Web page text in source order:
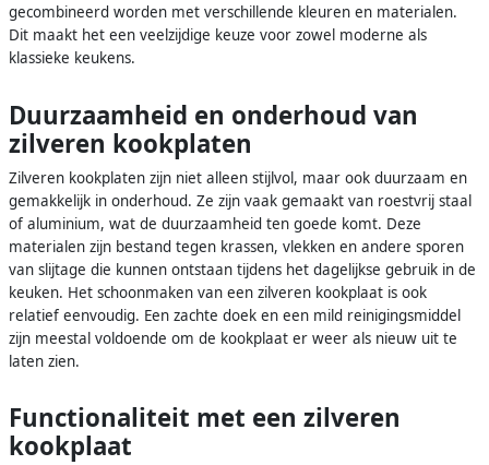
gecombineerd worden met verschillende kleuren en materialen.
Dit maakt het een veelzijdige keuze voor zowel moderne als
klassieke keukens.
Duurzaamheid en onderhoud van
zilveren kookplaten
Zilveren kookplaten zijn niet alleen stijlvol, maar ook duurzaam en
gemakkelijk in onderhoud. Ze zijn vaak gemaakt van roestvrij staal
of aluminium, wat de duurzaamheid ten goede komt. Deze
materialen zijn bestand tegen krassen, vlekken en andere sporen
van slijtage die kunnen ontstaan tijdens het dagelijkse gebruik in de
keuken. Het schoonmaken van een zilveren kookplaat is ook
relatief eenvoudig. Een zachte doek en een mild reinigingsmiddel
zijn meestal voldoende om de kookplaat er weer als nieuw uit te
laten zien.
Functionaliteit met een zilveren
kookplaat